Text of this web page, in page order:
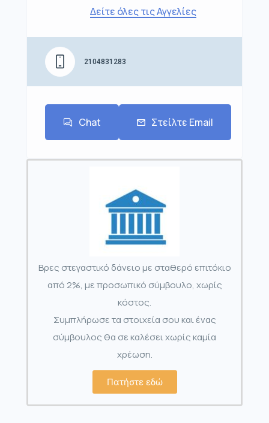
Δείτε όλες τις Αγγελίες
2104831283
Chat Στείλτε Email
Βρες στεγαστικό δάνειο με σταθερό επιτόκιο
από 2%, με προσωπικό σύμβουλο, χωρίς
κόστος.
Συμπλήρωσε τα στοιχεία σου και ένας
σύμβουλος θα σε καλέσει χωρίς καμία
χρέωση.
Πατήστε εδώ